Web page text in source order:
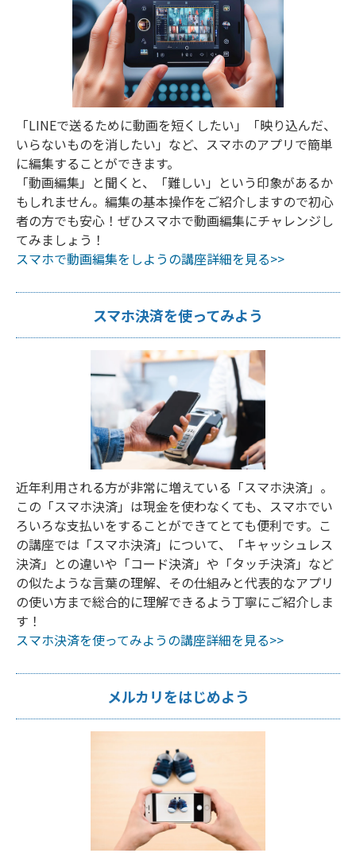
「LINEで送るために動画を短くしたい」「映り込んだ、
いらないものを消したい」など、スマホのアプリで簡単
に編集することができます。
「動画編集」と聞くと、「難しい」という印象があるか
もしれません。編集の基本操作をご紹介しますので初心
者の方でも安心！ぜひスマホで動画編集にチャレンジし
てみましょう！
スマホで動画編集をしようの講座詳細を見る>>
スマホ決済を使ってみよう
近年利用される方が非常に増えている「スマホ決済」。
この「スマホ決済」は現金を使わなくても、スマホでい
ろいろな支払いをすることができてとても便利です。こ
の講座では「スマホ決済」について、「キャッシュレス
決済」との違いや「コード決済」や「タッチ決済」など
の似たような言葉の理解、その仕組みと代表的なアプリ
の使い方まで総合的に理解できるよう丁寧にご紹介しま
す！
スマホ決済を使ってみようの講座詳細を見る>>
メルカリをはじめよう